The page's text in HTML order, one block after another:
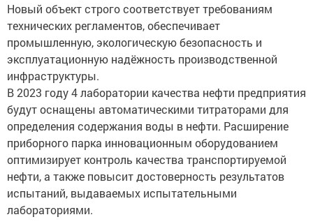
Новый объект строго соответствует требованиям
технических регламентов, обеспечивает
промышленную, экологическую безопасность и
эксплуатационную надёжность производственной
инфраструктуры.
В 2023 году 4 лаборатории качества нефти предприятия
будут оснащены автоматическими титраторами для
определения содержания воды в нефти. Расширение
приборного парка инновационным оборудованием
оптимизирует контроль качества транспортируемой
нефти, а также повысит достоверность результатов
испытаний, выдаваемых испытательными
лабораториями.